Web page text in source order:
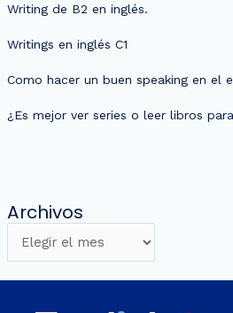
Writing de B2 en inglés.
Writings en inglés C1
Como hacer un buen speaking en el
¿Es mejor ver series o leer libros
Archivos